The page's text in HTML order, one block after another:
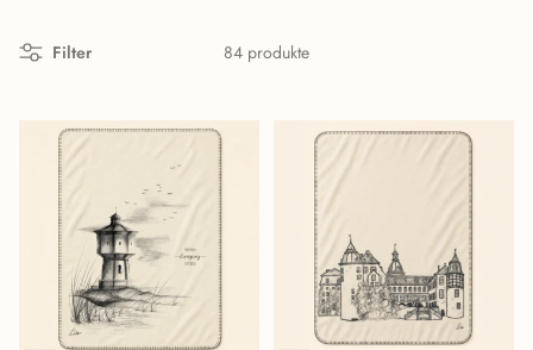
Filter 84 produkte